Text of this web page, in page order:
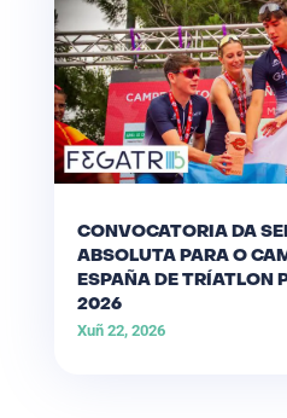
CONVOCATORIA DA
ABSOLUTA PARA O
ESPAÑA DE TRÍATLON
2026
Xuñ 22, 2026